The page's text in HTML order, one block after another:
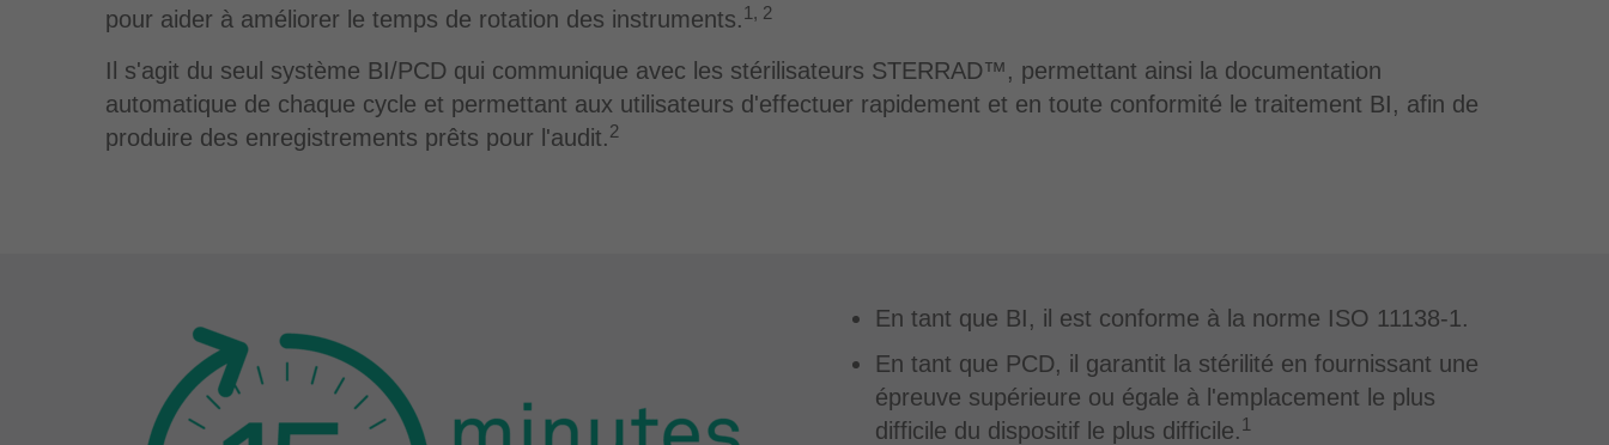
pour aider à améliorer le temps de rotation des instruments.1, 2
Il s'agit du seul système BI/PCD qui communique avec les stérilisateurs STERRAD™, permettant ainsi la documentation
automatique de chaque cycle et permettant aux utilisateurs d'effectuer rapidement et en toute conformité le traitement BI, afin de
produire des enregistrements prêts pour l'audit.2
En tant que BI, il est conforme à la norme ISO 11138-1.
En tant que PCD, il garantit la stérilité en fournissant une
épreuve supérieure ou égale à l'emplacement le plus
difficile du dispositif le plus difficile.1